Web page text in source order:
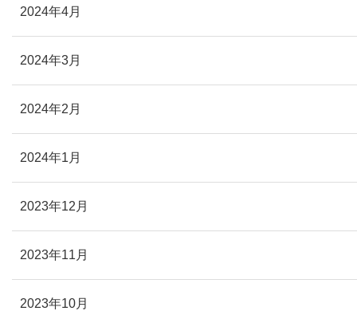
2024年4月
2024年3月
2024年2月
2024年1月
2023年12月
2023年11月
2023年10月